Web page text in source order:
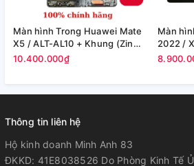
Màn hình Trong Huawei Mate
X5 / ALT-AL10 + Khung (Zin
Máy)
10.400.000₫
Màn
2022 /
(12.4in)
Thông tin liên hệ
Hộ kinh doanh Minh Anh 83
ĐKKD: 41E8038526 Do Phòng Kinh Tế